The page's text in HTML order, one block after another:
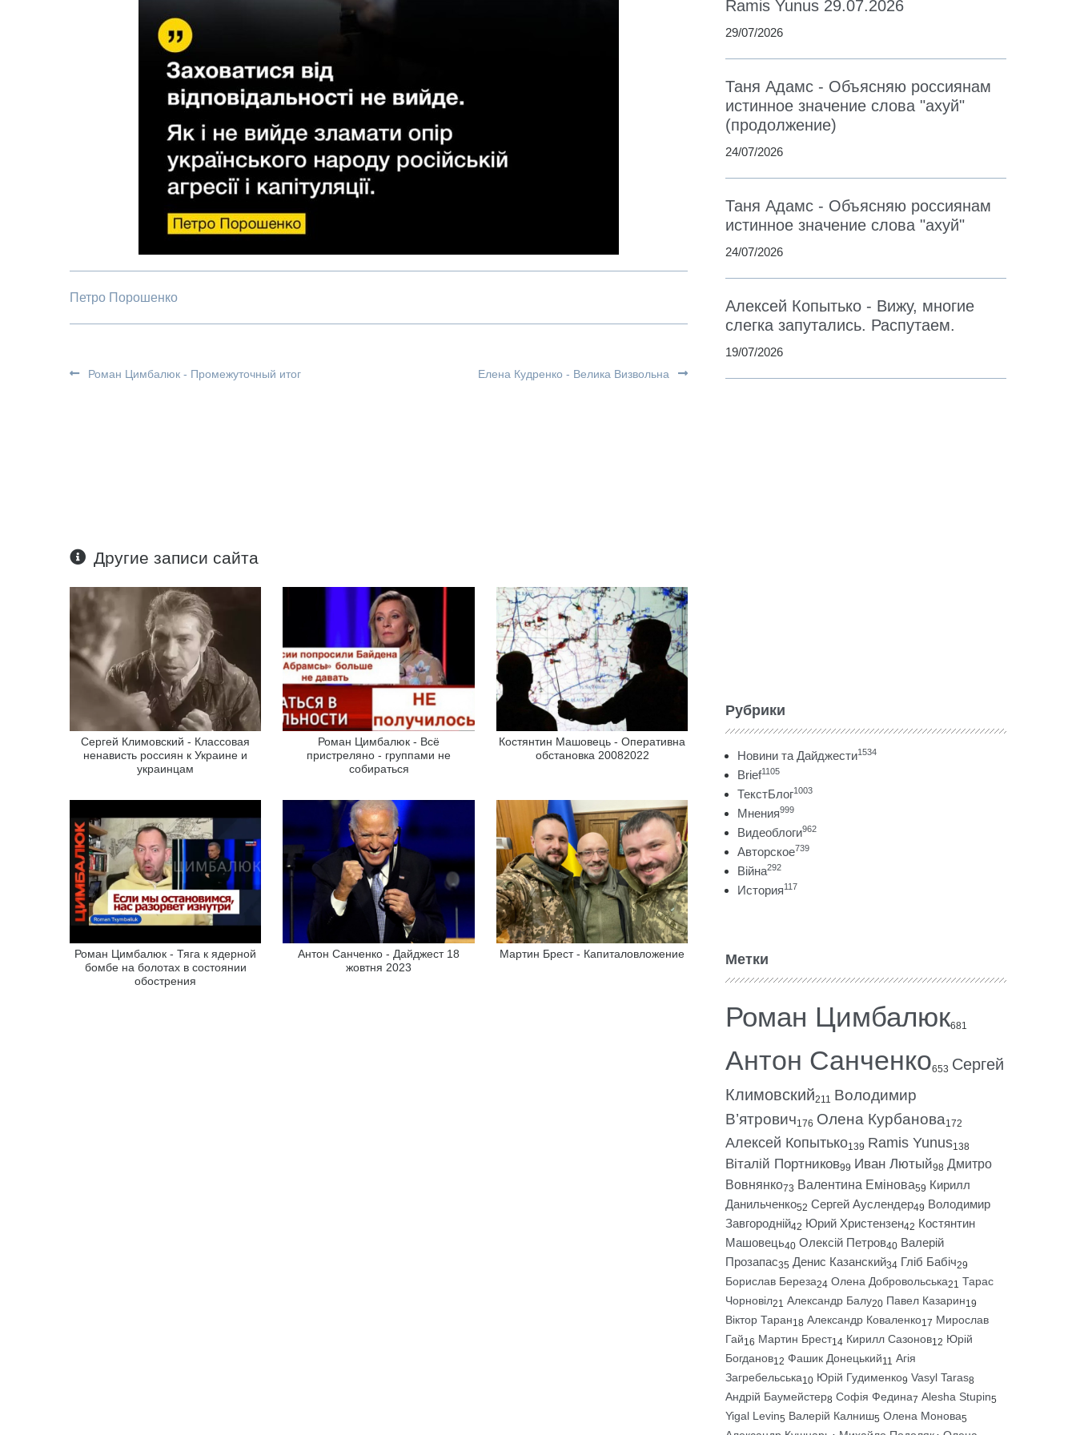
Петро Порошенко
Роман Цимбалюк - Промежуточный итог Елена Кудренко - Велика Визвольна
Другие записи сайта
Сергей Климовский - Классовая
ненависть россиян к Украине и
украинцам
Роман Цимбалюк - Всё
пристреляно - группами не
собираться
Костянтин Машовець - Оперативна
обстановка 20082022
Роман Цимбалюк - Тяга к ядерной
бомбе на болотах в состоянии
обострения
Антон Санченко - Дайджест 18
жовтня 2023
Мартин Брест - Капиталовложение
Ramis Yunus 29.07.2026
29/07/2026
Таня Адамс - Объясняю россиянам
истинное значение слова "ахуй"
(продолжение)
24/07/2026
Таня Адамс - Объясняю россиянам
истинное значение слова "ахуй"
24/07/2026
Алексей Копытько - Вижу, многие
слегка запутались. Распутаем.
19/07/2026
Рубрики
Новини та Дайджести1534
Brief1105
ТекстБлог1003
Мнения999
Видеоблоги962
Авторское739
Війна292
История117
Метки
Роман Цимбалюк681
Антон Санченко653 Сергей
Климовский211 Володимир
В’ятрович176 Олена Курбанова172
Алексей Копытько139 Ramis Yunus138
Віталій Портников99 Иван Лютый98 Дмитро
Вовнянко73 Валентина Емінова59 Кирилл
Данильченко52 Сергей Ауслендер49 Володимир
Завгородній42 Юрий Христензен42 Костянтин
Машовець40 Олексій Петров40 Валерій
Прозапас35 Денис Казанский34 Гліб Бабіч29
Борислав Береза24 Олена Добровольська21 Тарас
Чорновіл21 Александр Балу20 Павел Казарин19
Віктор Таран18 Александр Коваленко17 Мирослав
Гай16 Мартин Брест14 Кирилл Сазонов12 Юрій
Богданов12 Фашик Донецький11 Агія
Загребельська10 Юрій Гудименко9 Vasyl Taras8
Андрій Баумейстер8 Софія Федина7 Alesha Stupin5
Yigal Levin5 Валерій Калниш5 Олена Монова5